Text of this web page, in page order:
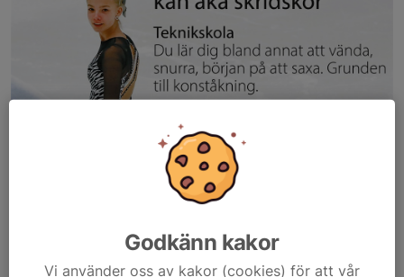
Godkänn kakor
Vi använder oss av kakor (cookies) för att vår